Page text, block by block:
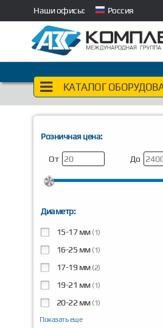
Наши офисы: Россия
КАТАЛОГ
Розничная цена:
От До
Диаметр:
15-17 мм (1)
16-25 мм (1)
17-19 мм (2)
19-21 мм (1)
20-22 мм (1)
Показать еще